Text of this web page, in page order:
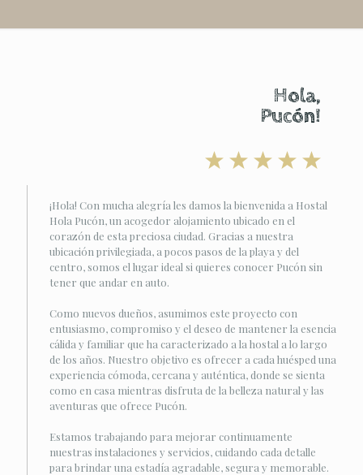
Hola,
Pucón!
¡Hola! Con mucha alegría les damos la bienvenida a Hostal
Hola Pucón, un acogedor alojamiento ubicado en el
corazón de esta preciosa ciudad. Gracias a nuestra
ubicación privilegiada, a pocos pasos de la playa y del
centro, somos el lugar ideal si quieres conocer Pucón sin
tener que andar en auto.
Como nuevos dueños, asumimos este proyecto con
entusiasmo, compromiso y el deseo de mantener la esencia
cálida y familiar que ha caracterizado a la hostal a lo largo
de los años. Nuestro objetivo es ofrecer a cada huésped una
experiencia cómoda, cercana y auténtica, donde se sienta
como en casa mientras disfruta de la belleza natural y las
aventuras que ofrece Pucón.
Estamos trabajando para mejorar continuamente
nuestras instalaciones y servicios, cuidando cada detalle
para brindar una estadía agradable, segura y memorable.